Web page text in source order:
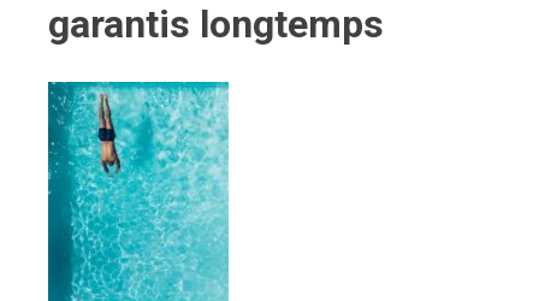
garantis longtemps